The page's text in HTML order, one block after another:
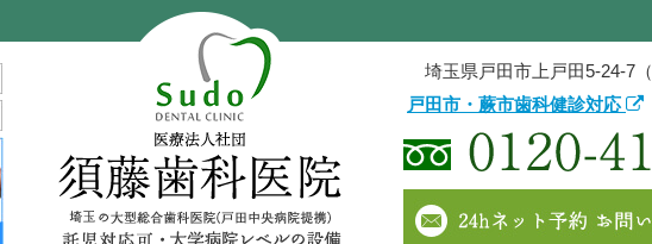
埼玉県戸田市上戸田5-24-7（
戸田市・蕨市歯科健診対応